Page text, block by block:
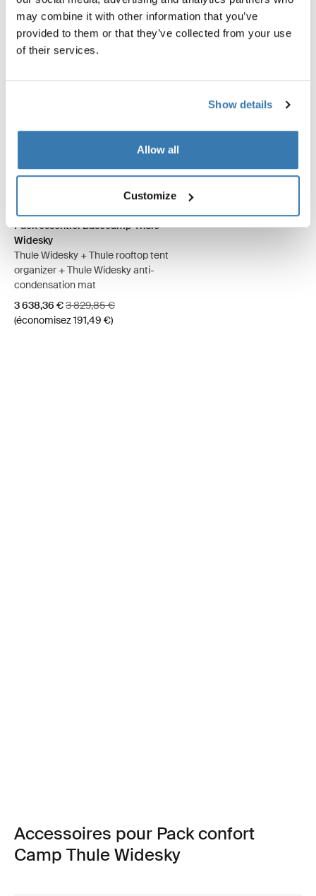
may combine it with other information that you’ve
provided to them or that they’ve collected from your use
of their services.
Show details
Allow all
Customize
Pack essentiel Basecamp Thule Widesky Ardoise foncée (selected)
Pack essentiel Basecamp Thule Widesky Gris Ashland
Pack essentiel Basecamp Thule
Widesky
Thule Widesky + Thule rooftop tent
organizer + Thule Widesky anti-
condensation mat
Prix de vente
3 638,36 €Prix d’origine
3 829,85 €
(économisez 191,49 €)
Accessoires pour Pack confort
Camp Thule Widesky